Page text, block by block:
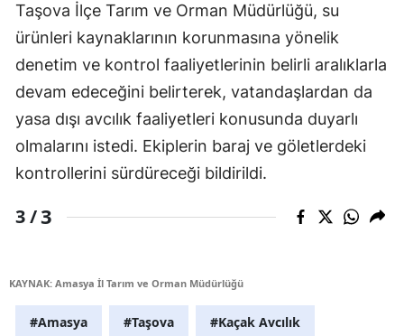
Taşova İlçe Tarım ve Orman Müdürlüğü, su
ürünleri kaynaklarının korunmasına yönelik
denetim ve kontrol faaliyetlerinin belirli aralıklarla
devam edeceğini belirterek, vatandaşlardan da
yasa dışı avcılık faaliyetleri konusunda duyarlı
olmalarını istedi. Ekiplerin baraj ve göletlerdeki
kontrollerini sürdüreceği bildirildi.
3 /3
KAYNAK: Amasya İl Tarım ve Orman Müdürlüğü
#Amasya #Taşova #Kaçak Avcılık